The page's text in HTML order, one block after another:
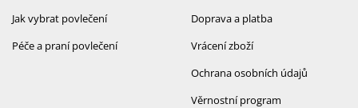
Jak vybrat povlečení
Péče a praní povlečení
Doprava a platba
Vrácení zboží
Ochrana osobních údajů
Věrnostní program